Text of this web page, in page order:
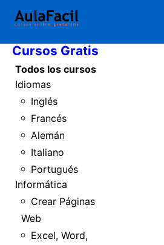
Inicio
Cursos Gratis
Todos los cursos
Idiomas
Inglés
Francés
Alemán
Italiano
Portugués
Informática
Crear Páginas
Web
Excel, Word,